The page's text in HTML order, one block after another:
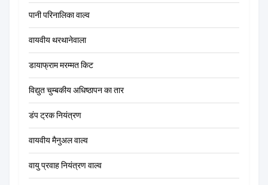
पानी परिनालिका वाल्व
वायवीय थरथानेवाला
डायाफ्राम मरम्मत किट
विद्युत चुम्बकीय अधिष्ठापन का तार
डंप ट्रक नियंत्रण
वायवीय मैनुअल वाल्व
वायु प्रवाह नियंत्रण वाल्व